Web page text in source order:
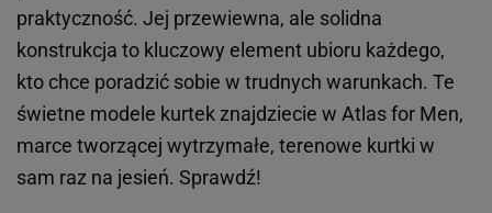
praktyczność. Jej przewiewna, ale solidna
konstrukcja to kluczowy element ubioru każdego,
kto chce poradzić sobie w trudnych warunkach. Te
świetne modele kurtek znajdziecie w Atlas for Men,
marce tworzącej wytrzymałe, terenowe kurtki w
sam raz na jesień. Sprawdź!